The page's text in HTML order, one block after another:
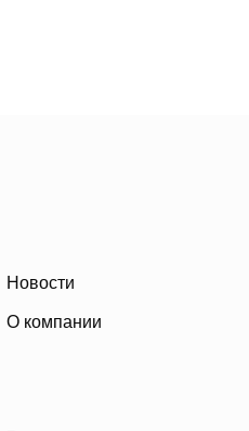
Новости
О компании